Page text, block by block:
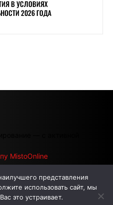
В УСЛОВИЯХ
2026 ГОДА
— с активной
MistoOnline
РЕКЛАМА НА САЙТЕ
представления
использовать сайт, мы
это устраивает.